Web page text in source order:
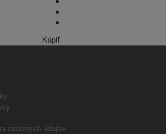
Kúpiť
osobných údajov